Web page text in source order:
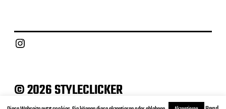
Instagram
© 2026 STYLECLICKER